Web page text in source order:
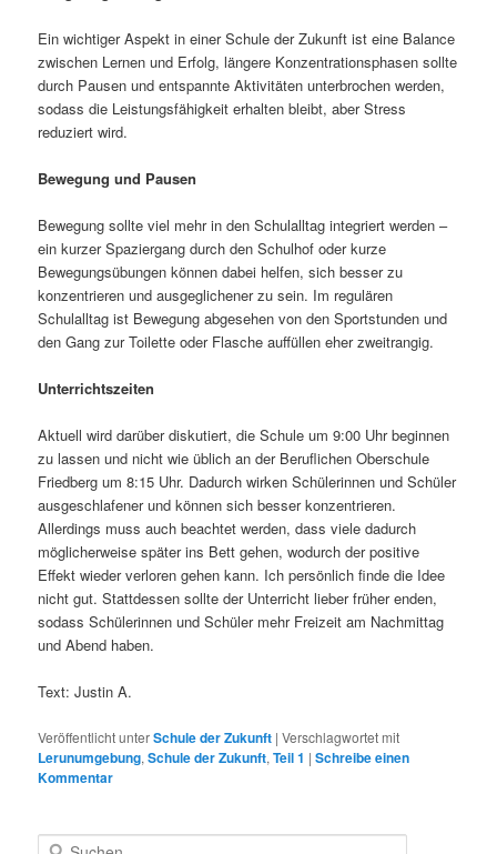
Ein wichtiger Aspekt in einer Schule der Zukunft ist eine Balance
zwischen Lernen und Erfolg, längere Konzentrationsphasen sollte
durch Pausen und entspannte Aktivitäten unterbrochen werden,
sodass die Leistungsfähigkeit erhalten bleibt, aber Stress
reduziert wird.
Bewegung und Pausen
Bewegung sollte viel mehr in den Schulalltag integriert werden –
ein kurzer Spaziergang durch den Schulhof oder kurze
Bewegungsübungen können dabei helfen, sich besser zu
konzentrieren und ausgeglichener zu sein. Im regulären
Schulalltag ist Bewegung abgesehen von den Sportstunden und
den Gang zur Toilette oder Flasche auffüllen eher zweitrangig.
Unterrichtszeiten
Aktuell wird darüber diskutiert, die Schule um 9:00 Uhr beginnen
zu lassen und nicht wie üblich an der Beruflichen Oberschule
Friedberg um 8:15 Uhr. Dadurch wirken Schülerinnen und Schüler
ausgeschlafener und können sich besser konzentrieren.
Allerdings muss auch beachtet werden, dass viele dadurch
möglicherweise später ins Bett gehen, wodurch der positive
Effekt wieder verloren gehen kann. Ich persönlich finde die Idee
nicht gut. Stattdessen sollte der Unterricht lieber früher enden,
sodass Schülerinnen und Schüler mehr Freizeit am Nachmittag
und Abend haben.
Text: Justin A.
Veröffentlicht unterSchule der Zukunft |Verschlagwortet mit
Lerunumgebung,Schule der Zukunft,Teil 1 |Schreibe einen
Kommentar